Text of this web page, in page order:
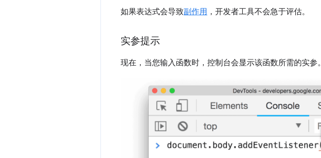
如果表达式会导致副作用 ，开发者工具不会急于评估。
实参提示
现在，当您输入函数时，控制台会显示该函数所需的实参。